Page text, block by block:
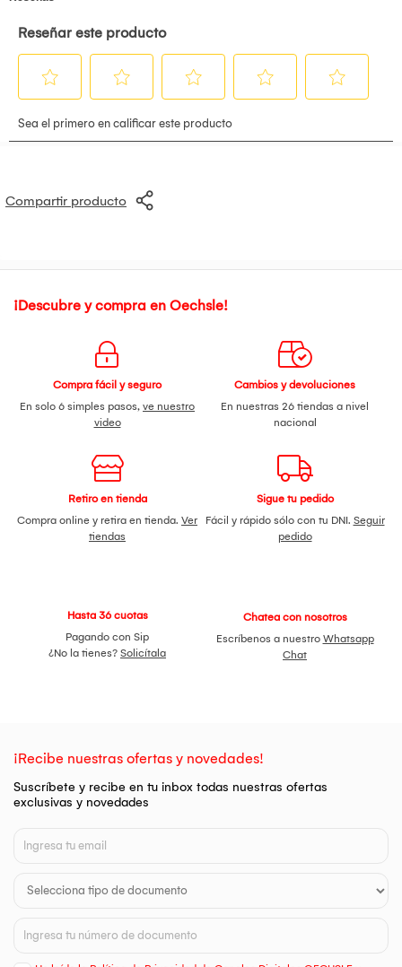
Compartir producto
¡Descubre y compra en Oechsle!
Compra fácil y seguro
En solo 6 simples pasos, ve nuestro
video
Cambios y devoluciones
En nuestras 26 tiendas a nivel
nacional
Retiro en tienda
Compra online y retira en tienda. Ver
tiendas
Sigue tu pedido
Fácil y rápido sólo con tu DNI. Seguir
pedido
Hasta 36 cuotas
Pagando con Sip
¿No la tienes? Solicítala
Chatea con nosotros
Escríbenos a nuestro Whatsapp
Chat
¡Recibe nuestras ofertas y novedades!
Suscríbete y recibe en tu inbox todas nuestras ofertas
exclusivas y novedades